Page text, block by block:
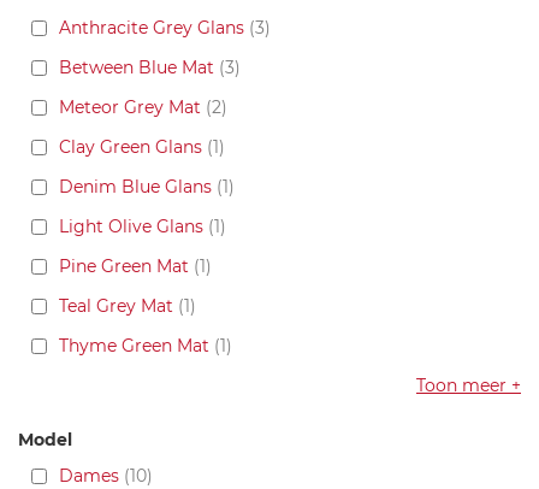
Anthracite Grey Glans 3
Between Blue Mat 3
Meteor Grey Mat 2
Clay Green Glans 1
Denim Blue Glans 1
Light Olive Glans 1
Pine Green Mat 1
Teal Grey Mat 1
Thyme Green Mat 1
Toon meer
Model
Dames 10